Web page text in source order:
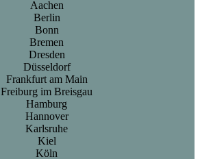
Aachen
Berlin
Bonn
Bremen
Dresden
Düsseldorf
Frankfurt am Main
Freiburg im Breisgau
Hamburg
Hannover
Karlsruhe
Kiel
Köln